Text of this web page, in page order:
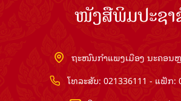
ໜັງສືພິມປະຊາ
ຖະໜົນກຳແພງເມືອງ ນະຄອນ
ໂທລະສັບ: 021336111 - ແຟັກ: